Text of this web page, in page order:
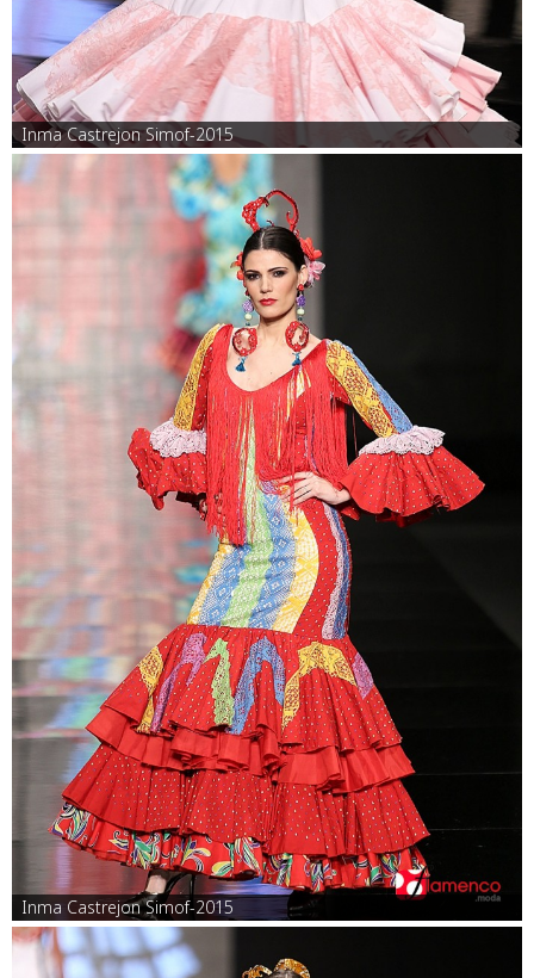
Inma Castrejon Simof-2015
Inma Castrejon Simof-2015